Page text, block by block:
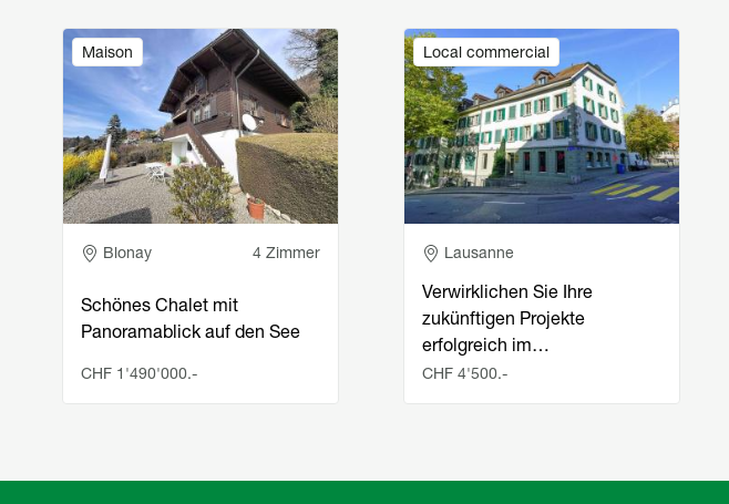
Maison
Image
Adresse
Blonay 4 Zimmer
Schönes Chalet mit
Panoramablick auf den See
CHF 1'490'000.-
Local commercial
Image
Adresse
Lausanne
Verwirklichen Sie Ihre
zukünftigen Projekte
erfolgreich im…
CHF 4'500.-